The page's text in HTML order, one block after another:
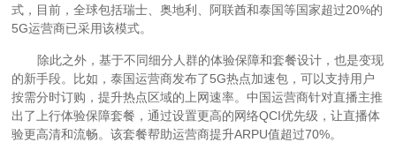
式，目前，全球包括瑞士、奥地利、阿联酋和泰国等国家超过20%的
5G运营商已采用该模式。
除此之外，基于不同细分人群的体验保障和套餐设计，也是变现
的新手段。比如，泰国运营商发布了5G热点加速包，可以支持用户
按需分时订购，提升热点区域的上网速率。中国运营商针对直播主推
出了上行体验保障套餐，通过设置更高的网络QCI优先级，让直播体
验更高清和流畅。该套餐帮助运营商提升ARPU值超过70%。